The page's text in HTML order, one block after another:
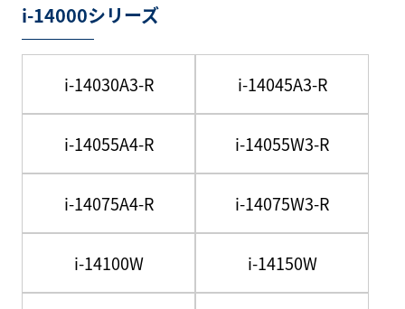
i-14000シリーズ
i-14030A3-R i-14045A3-R
i-14055A4-R i-14055W3-R
i-14075A4-R i-14075W3-R
i-14100W i-14150W